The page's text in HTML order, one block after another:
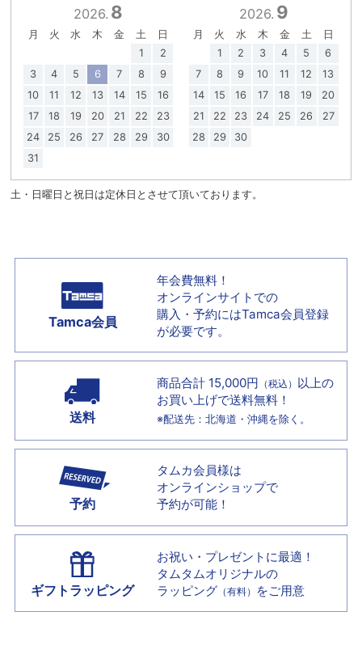
2026. 8
月 火 水 木 金 土
日
1
2
3
4 5 6 7 8
9
10
11 12 13 14 15
16
17
18 19 20 21 22
23
24
25 26 27 28 29
30
31
2026. 9
月 火 水 木 金 土
日
1
2 3 4 5
6
7
8 9 10 11 12
13
14
15 16 17 18 19
20
21
22 23 24 25 26
27
28
29 30
土・日曜日と祝日は定休日とさせて頂いております。
Tamca会員
年会費無料！
オンラインサイトでの
購入・予約にはTamca会員登録
が必要です。
送料
商品合計 15,000円 （税込） 以上の
お買い上げで送料無料！
※配送先：北海道・沖縄を除く。
予約
タムカ会員様は
オンラインショップで
予約が可能！
ギフトラッピング
お祝い・プレゼントに最適！
タムタムオリジナルの
ラッピング （有料） をご用意